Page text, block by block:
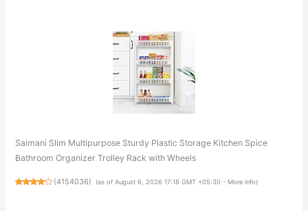
Saimani Slim Multipurpose Sturdy Plastic Storage Kitchen Spice
Bathroom Organizer Trolley Rack with Wheels
(4154036) (as of August 6, 2026 17:18 GMT +05:30 - More info)